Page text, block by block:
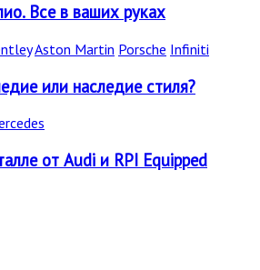
Все в ваших руках
Aston Martin Porsche Infiniti
или наследие стиля?
от Audi и RPI Equipped